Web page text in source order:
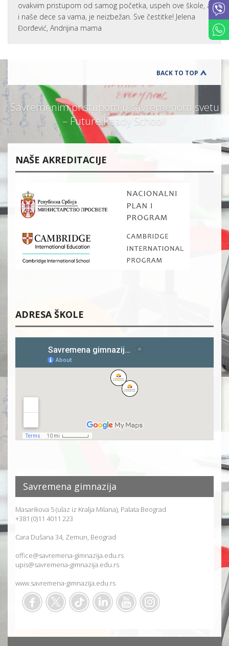
ovakvim pristupom od samog početka, uspeh ove škole, a
i naše dece sa vama, je neizbežan. Sve čestitke! Jelena
Đorđević, Andrijina mama
BACK TO TOP
Savremenim pristupom u savremenom svetu
– Future Ready School!
NAŠE AKREDITACIJE
ADRESA ŠKOLE
Savremena gimnazija
Masarikova 5 (ulaz iz Kralja Milana), Palata Beograd
+381 (0)11 4011 223
Cara Dušana 34, Zemun, Beograd
office@savremena-gimnazija.edu.rs
upis@savremena-gimnazija.edu.rs
www.savremena-gimnazija.edu.rs